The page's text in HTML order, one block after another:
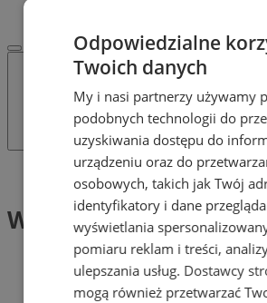
Tag: Waloryzacja
Waloryzacja (1)
Odpowiedzialne
Twoich danych
My i nasi partnerzy używamy
podobnych technologii do
uzyskiwania dostępu do
urządzeniu oraz do
osobowych, takich jak Twój
identyfikatory i dane
wyświetlania
pomiaru reklam i treści,
ulepszania usług. Dostawcy
mogą również przetwarzać